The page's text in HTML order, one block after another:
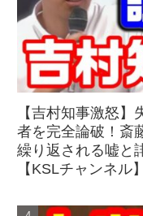
【吉村知事激怒
者を完全論破！斎
繰り返される嘘と
【KSLチャンネル】